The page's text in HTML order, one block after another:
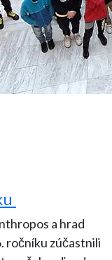
a hrad
ročníku zúčastnili